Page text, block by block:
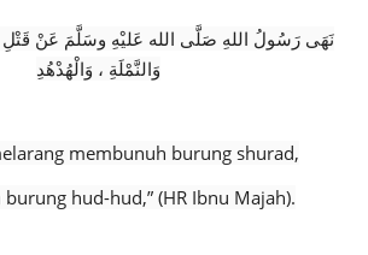
نَهَى رَسُولُ اللهِ صَلَّى الله عَليْهِ وسَلَّمَ عَنْ قَتْلِ
وَالنَّمْلَةِ ، وَالْهُدْهُدِ
membunuh burung shurad,
hud-hud,” (HR Ibnu Majah).